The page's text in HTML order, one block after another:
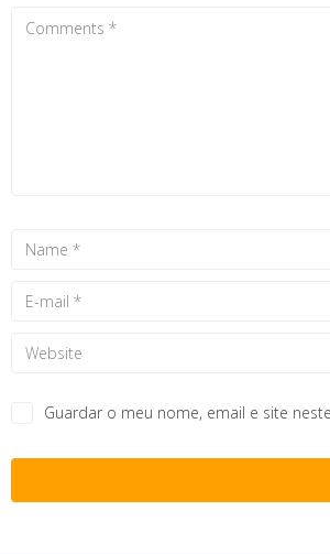
Guardar o meu nome, email e site